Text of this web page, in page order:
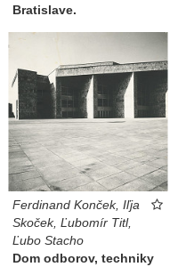
Bratislave.
Ferdinand Konček, Iľja
Skoček, Ľubomír Titl,
Ľubo Stacho
Dom odborov, techniky